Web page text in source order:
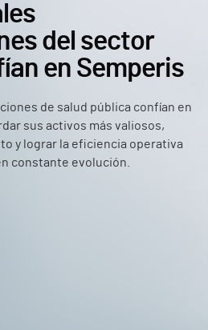
del sector
en Semperis
de salud pública confían en
sus activos más valiosos,
y lograr la eficiencia operativa
constante evolución.